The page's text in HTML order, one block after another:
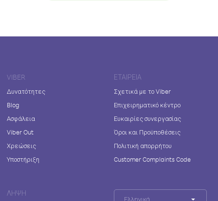
VIBER
Δυνατότητες
Blog
Ασφάλεια
Viber Out
Χρεώσεις
Υποστήριξη
ΕΤΑΙΡΕΊΑ
Σχετικά με το Viber
Επιχειρηματικό κέντρο
Ευκαιρίες συνεργασίας
Όροι και Προϋποθέσεις
Πολιτική απορρήτου
Customer Complaints Code
ΛΉΨΗ
Ελληνικά